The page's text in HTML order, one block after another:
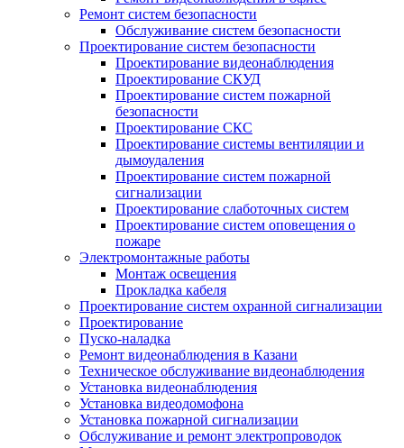
Ремонт систем безопасности
Обслуживание систем безопасности
Проектирование систем безопасности
Проектирование видеонаблюдения
Проектирование СКУД
Проектирование систем пожарной
безопасности
Проектирование СКС
Проектирование системы вентиляции и
дымоудаления
Проектирование систем пожарной
сигнализации
Проектирование слаботочных систем
Проектирование систем оповещения о
пожаре
Электромонтажные работы
Монтаж освещения
Прокладка кабеля
Проектирование систем охранной сигнализации
Проектирование
Пуско-наладка
Ремонт видеонаблюдения в Казани
Техническое обслуживание видеонаблюдения
Установка видеонаблюдения
Установка видеодомофона
Установка пожарной сигнализации
Обслуживание и ремонт электропроводок